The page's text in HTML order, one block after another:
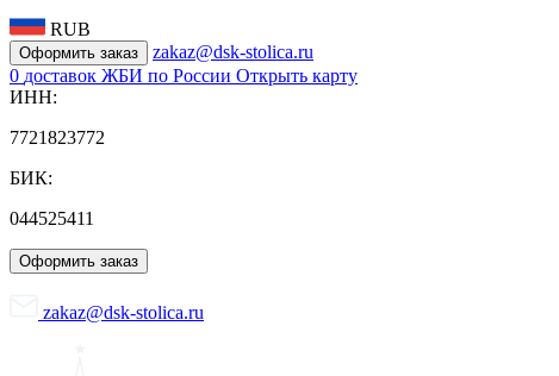
RUB
Оформить заказ
zakaz@dsk-stolica.ru
0 доставок ЖБИ по России Открыть карту
ИНН:
7721823772
БИК:
044525411
Оформить заказ
zakaz@dsk-stolica.ru